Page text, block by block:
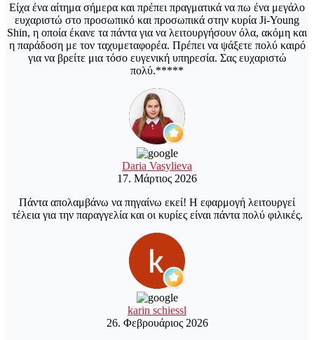
Είχα ένα αίτημα σήμερα και πρέπει πραγματικά να πω ένα μεγάλο
ευχαριστώ στο προσωπικό και προσωπικά στην κυρία Ji-Young
Shin, η οποία έκανε τα πάντα για να λειτουργήσουν όλα, ακόμη και
η παράδοση με τον ταχυμεταφορέα. Πρέπει να ψάξετε πολύ καιρό
για να βρείτε μια τόσο ευγενική υπηρεσία. Σας ευχαριστώ
πολύ.*****
Daria Vasylieva
17. Μάρτιος 2026
Πάντα απολαμβάνω να πηγαίνω εκεί! Η εφαρμογή λειτουργεί
τέλεια για την παραγγελία και οι κυρίες είναι πάντα πολύ φιλικές.
karin schiessl
26. Φεβρουάριος 2026